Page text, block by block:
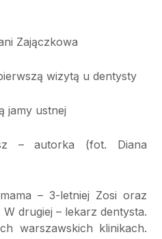
Zajączkowa
wizytą u dentysty
jamy ustnej
– autorka (fot. Diana
– 3-letniej Zosi oraz
drugiej – lekarz dentysta.
warszawskich klinikach.